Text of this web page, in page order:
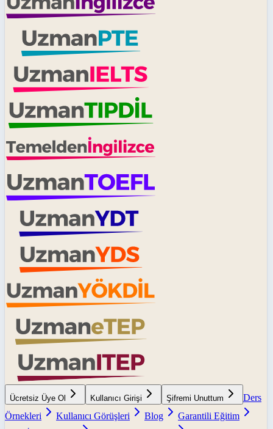
Ücretsiz Üye Ol Kullanıcı Girişi Şifremi Unuttum
Ders
Örnekleri
Kullanıcı Görüşleri Blog
Garantili Eğitim